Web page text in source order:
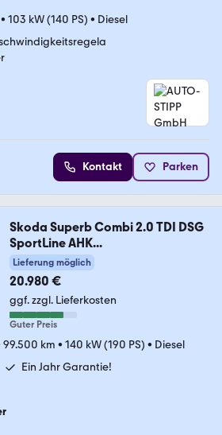
• 103 kW (140 PS) • Diesel
Kontakt Parken
Skoda Superb Combi 2.0 TDI DSG
SportLine AHK...
Lieferung möglich
20.980 €
ggf. zzgl. Lieferkosten
Guter Preis
99.500 km • 140 kW (190 PS) • Diesel
Ein Jahr Garantie!